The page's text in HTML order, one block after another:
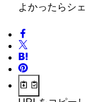
よかったらシ